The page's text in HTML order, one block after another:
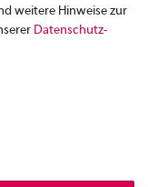
weitere Hinweise zur
Daten­schutz­